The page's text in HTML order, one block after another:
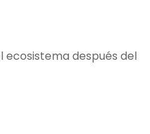
después del